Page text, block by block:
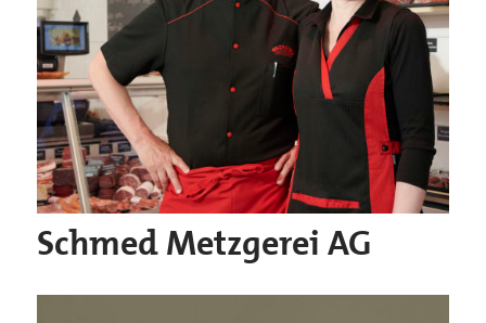
Schmed Metzgerei AG